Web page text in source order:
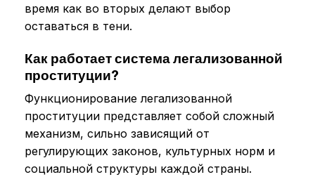
время как во вторых делают выбор
оставаться в тени.
Как работает система легализованной
проституции?
Функционирование легализованной
проституции представляет собой сложный
механизм, сильно зависящий от
регулирующих законов, культурных норм и
социальной структуры каждой страны.